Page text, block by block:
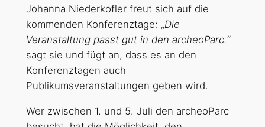
Johanna Niederkofler freut sich auf die
kommenden Konferenztage: „Die
Veranstaltung passt gut in den archeoParc.“
sagt sie und fügt an, dass es an den
Konferenztagen auch
Publikumsveranstaltungen geben wird.
Wer zwischen 1. und 5. Juli den archeoParc